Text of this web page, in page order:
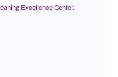
Excellence Center.